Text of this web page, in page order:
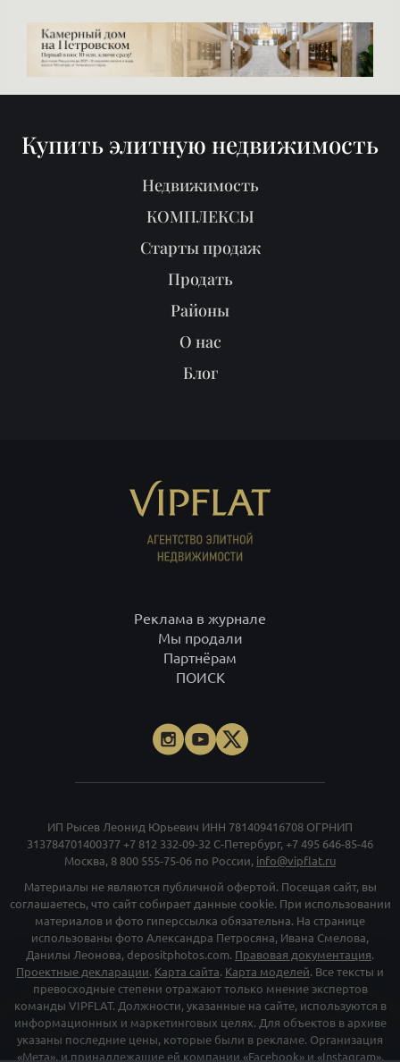
Купить элитную недвижимость
Недвижимость
КОМПЛЕКСЫ
Старты продаж
Продать
Районы
О нас
Блог
Реклама в журнале
Мы продали
Партнёрам
ПОИСК
ИП Рысев Леонид Юрьевич ИНН 781409416708 ОГРНИП
313784701400377 +7 812 332-09-32 С-Петербург, +7 495 646-85-46
Москва, 8 800 555-75-06 по России, info@vipflat.ru
Материалы не являются публичной офертой. Посещая сайт, вы
соглашаетесь, что сайт собирает данные cookie. При использовании
материалов и фото гиперссылка обязательна. На странице
использованы фото Александра Петросяна, Ивана Смелова,
Данилы Леонова, depositphotos.com. Правовая документация.
Проектные декларации. Карта сайта. Карта моделей. Все тексты и
превосходные степени отражают только мнение экспертов
команды VIPFLAT. Должности, указанные на сайте, используются в
информационных и маркетинговых целях. Для объектов в архиве
указаны последние цены, которые были в рекламе. Организация
«Мета», и принадлежащие ей компании «Facebook» и «Instagram»,